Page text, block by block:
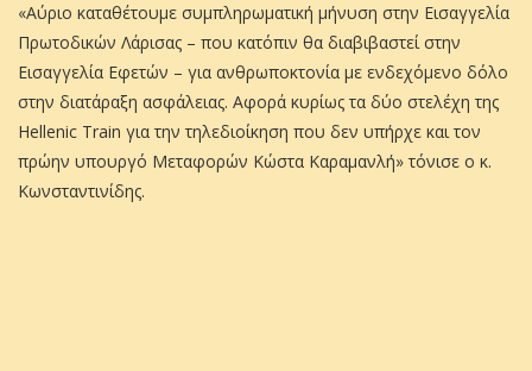
«Αύριο καταθέτουμε συμπληρωματική μήνυση στην Εισαγγελία
Πρωτοδικών Λάρισας – που κατόπιν θα διαβιβαστεί στην
Εισαγγελία Εφετών – για ανθρωποκτονία με ενδεχόμενο δόλο
στην διατάραξη ασφάλειας. Αφορά κυρίως τα δύο στελέχη της
Hellenic Train για την τηλεδιοίκηση που δεν υπήρχε και τον
πρώην υπουργό Μεταφορών Κώστα Καραμανλή» τόνισε ο κ.
Κωνσταντινίδης.